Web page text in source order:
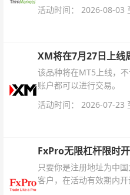
杆配置、支持软件及交易
活动时间： 2026-08-03
XM将在7月27日上线
该品种将在MT5上线，
账户都可以进行交易。
活动时间： 2026-07-23
FxPro无限杠杆限时
只要你是注册地址为中
客户，在活动有效期内